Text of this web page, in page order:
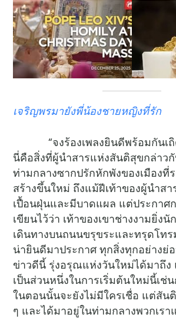
เจริญพรมายังพี่น้องชายหญิงที่รัก
“จงร้องเพลงยินดีพร้อมกันเถิ
นี่คือสิ่งที่ผู้นำสารแห่งสันติสุขกล่าว
ท่ามกลางซากปรักหักพังของเมืองที่
สร้างขึ้นใหม่ ถึงแม้ฝีเท้าของผู้นำส
เปื้อนฝุ่นและมีบาดแผล แต่ประกาศ
เขียนไว้ว่า เท้าของเขาช่างงามยิ่งนั
เดินทางบนถนนขรุขระและทรุดโทร
น่ายินดีมาประกาศ ทุกสิ่งทุกอย่างย่
ข่าวดีนี้ รุ่งอรุณแห่งวันใหม่ได้มาถึง
เป็นส่วนหนึ่งในการเริ่มต้นใหม่นี้เช่
ในตอนนั้นจะยังไม่มีใครเชื่อ แต่สัน
ๆ และได้มาอยู่ในท่ามกลางพวกเรา